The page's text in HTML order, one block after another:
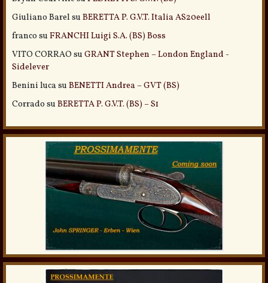
Giuliano Barel su BERETTA P. G.V.T. Italia AS20eell
franco su FRANCHI Luigi S.A. (BS) Boss
VITO CORRAO su GRANT Stephen – London England -
Sidelever
Benini luca su BENETTI Andrea – GVT (BS)
Corrado su BERETTA P. G.V.T. (BS) – S1